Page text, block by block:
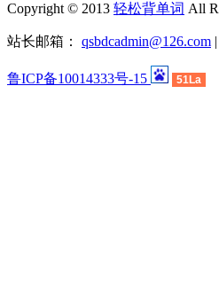
Copyright © 2013 轻松背单词 All
站长邮箱： qsbdcadmin@126.com
鲁ICP备10014333号-15 51La